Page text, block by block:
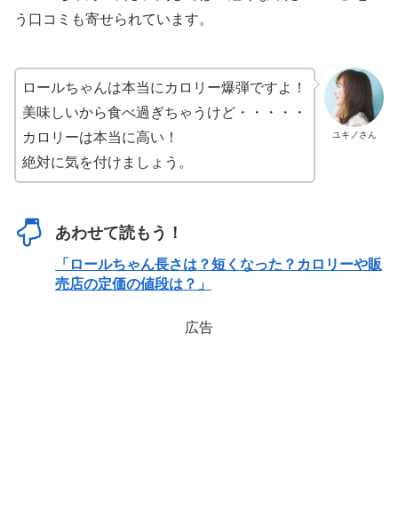
う口コミも寄せられています。
ユキノさん
ロールちゃんは本当にカロリー爆弾ですよ！
美味しいから食べ過ぎちゃうけど・・・・・
カロリーは本当に高い！
絶対に気を付けましょう。
あわせて読もう！
「ロールちゃん長さは？短くなった？カロリーや販
売店の定価の値段は？」
広告